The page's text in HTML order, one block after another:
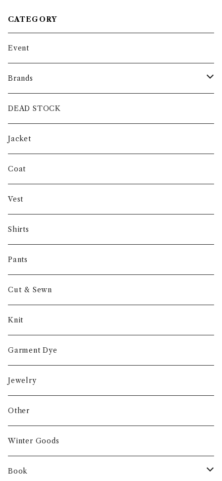
CATEGORY
Event
Brands
intch.
SHUREN
INVERTERE
Gambert
NORIEI
Other
DEAD STOCK
Jacket
Coat
Vest
Shirts
Pants
Cut & Sewn
Knit
Garment Dye
Jewelry
Other
Winter Goods
Book